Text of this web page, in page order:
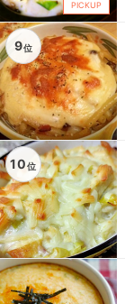
PICKUP
9位
10位